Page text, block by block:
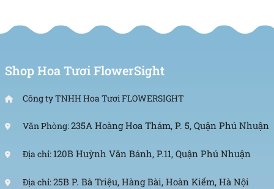
Shop Hoa Tươi FlowerSight
Công ty TNHH Hoa Tươi FLOWERSIGHT
Văn Phòng:235A Hoàng Hoa Thám, P. 5, Quận Phú Nhuận
Địa chỉ: 120B Huỳnh Văn Bánh, P.11, Quận Phú Nhuận
Địa chỉ:25B P. Bà Triệu, Hàng Bài, Hoàn Kiếm, Hà Nội